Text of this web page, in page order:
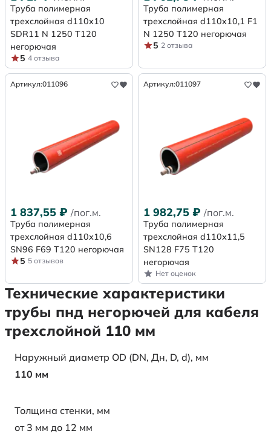
Труба полимерная
трехслойная d110x10
SDR11 N 1250 Т120
негорючая
5 4 отзыва
Труба полимерная
трехслойная d110x10,1 F1
N 1250 Т120 негорючая
5 2 отзыва
Артикул:011096
1 837,55 ₽ /пог.м.
Труба полимерная
трехслойная d110х10,6
SN96 F69 Т120 негорючая
5 5 отзывов
Артикул:011097
1 982,75 ₽ /пог.м.
Труба полимерная
трехслойная d110х11,5
SN128 F75 Т120
негорючая
Нет оценок
Технические характеристики
трубы пнд негорючей для кабеля
трехслойной 110 мм
Наружный диаметр OD (DN, Дн, D, d), мм
110 мм
Толщина стенки, мм
от 3 мм до 12 мм